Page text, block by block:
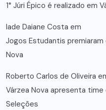
1° Júri Épico é realizado em
lade Daiane Costa em
Jogos Estudantis
Nova
Roberto Carlos de Oliveira
Várzea Nova apresenta
Seleções